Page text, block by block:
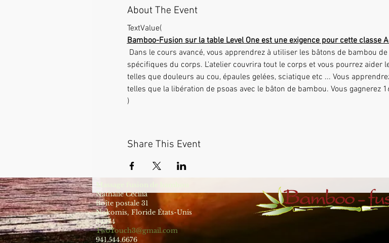
About The Event
TextValue(
Bamboo-Fusion sur la table Level One est une exigence pour cette classe
spécifiques du corps. L'atelier couvrira tout le corps et vous pourrez
telles que douleurs au cou, épaules gelées, sciatique etc ... Vous
telles que la libération de psoas avec le bâton de bambou. Vous gagnerez
)
Share This Event
Massage fusion de bambou
Nathalie Cecilia
Boîte postale 31
Nokomis, Floride États-Unis
34274
TwoTouch3@gmail.com
941.544.6676